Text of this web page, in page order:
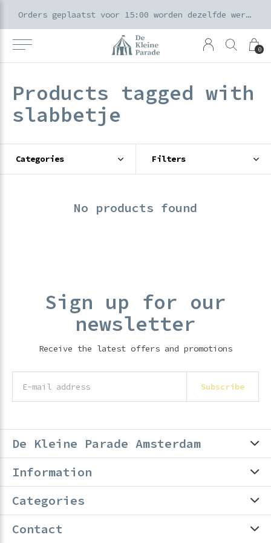
0
Orders geplaatst voor 15:00 worden dezelfde werkdag verzonden
Products tagged with
slabbetje
Categories Filters
No products found
Sign up for our
newsletter
Receive the latest offers and promotions
Subscribe
De Kleine Parade Amsterdam
Information
Categories
Contact